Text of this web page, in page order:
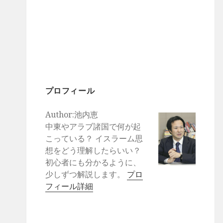
プロフィール
Author:池内恵
中東やアラブ諸国で何が起
こっている？ イスラーム思
想をどう理解したらいい？
初心者にも分かるように、
少しずつ解説します。 プロ
フィール詳細